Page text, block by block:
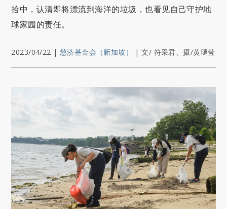
拾中，认清即将漂流到海洋的垃圾，也看见自己守护地
球家园的责任。
2023/04/22 | 慈济基金会（新加坡） |文/ 符采君、摄/黄瓋莹